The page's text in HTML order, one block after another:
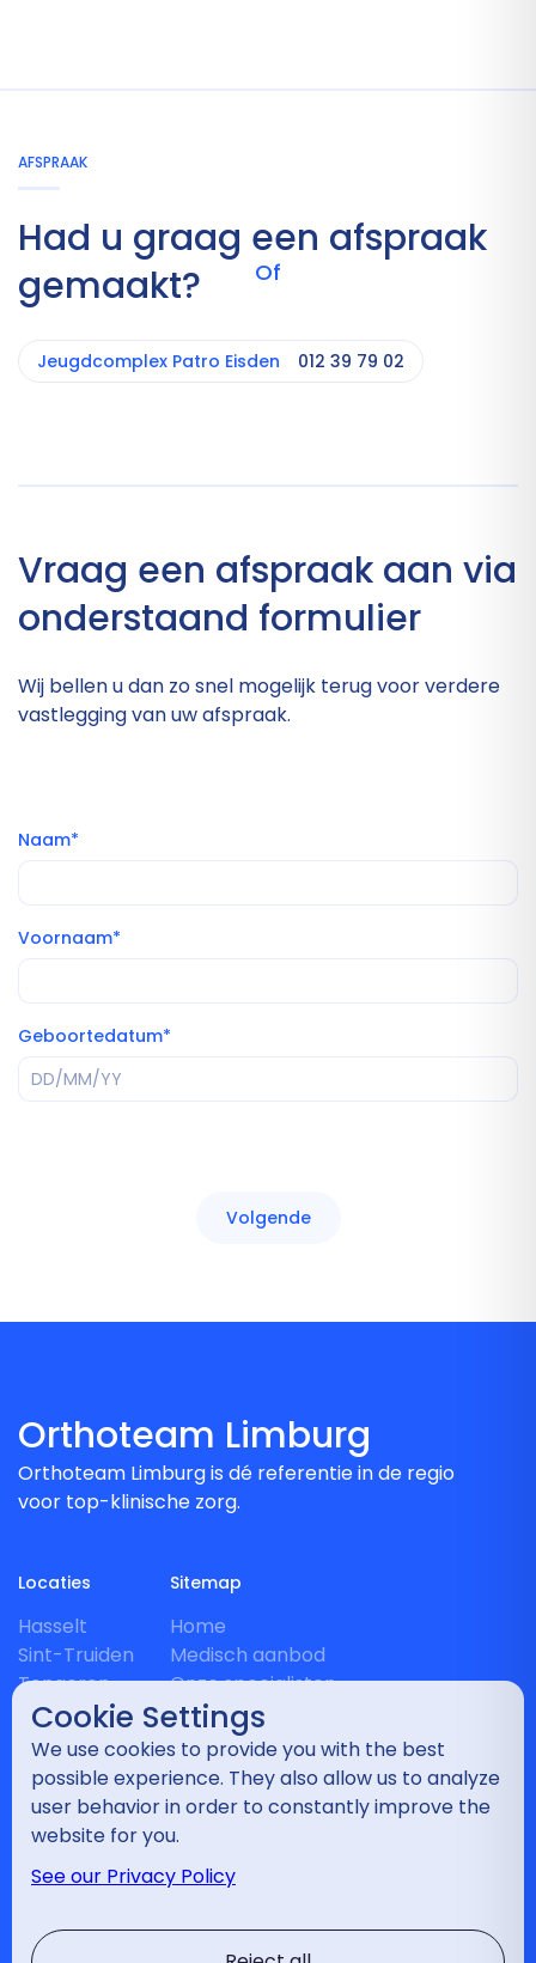
AFSPRAAK
Had u graag een afspraak
gemaakt?
Jeugdcomplex Patro Eisden 012 39 79 02
Of
Vraag een afspraak aan via
onderstaand formulier
Wij bellen u dan zo snel mogelijk terug voor verdere
vastlegging van uw afspraak.
Naam*
Voornaam*
Geboortedatum*
Volgende
Orthoteam Limburg
Orthoteam Limburg is dé referentie in de regio
voor top-klinische zorg.
Locaties
Hasselt
Sint-Truiden
Tongeren
Heusden-Zolder
Maasmechelen
Landen
Bilzen
Sitemap
Home
Medisch aanbod
Onze specialisten
Nieuws
Relevante links
Vragenlijst
Contact
Disciplines
Schouder
Cookie Settings
We use cookies to provide you with the best
possible experience. They also allow us to analyze
user behavior in order to constantly improve the
website for you.
See our Privacy Policy